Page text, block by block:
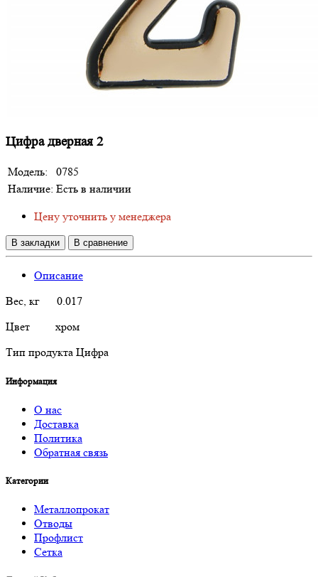
Цифра дверная 2
Модель:
0785
Наличие: Есть в наличии
Цену уточнить у менеджера
В закладки В сравнение
Описание
Вес, кг 0.017
Цвет хром
Тип продукта Цифра
Информация
О нас
Доставка
Политика
Обратная связь
Категории
Металлопрокат
Отводы
Профлист
Сетка